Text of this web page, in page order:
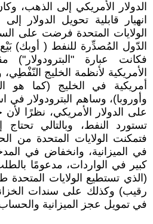
الدولار الأمريكي إلى الذهب،
انهيار قابلية تحويل الدولار
الولايات المتحدة فرضت على
الدّول المُصدِّرة للنفط ( أوبك)
فكانت عبارة "البترودولار")
الأمريكية لأنظمة الخليج
أمريكية في الخليج (كما
وأوروبا)، وساهم البترودولار في
على الدولار الأمريكي، نظرًا لأن
تستورد النفط، وبالتالي تحتاج
فتمكنت الولايات المتحدة
في الميزانية، وانخفاض في
كبير في الواردات، مدعومًا
(الذي تستطيع الولايات
رقيب) وكذلك على سندات
في تمويل عجز الميزانية